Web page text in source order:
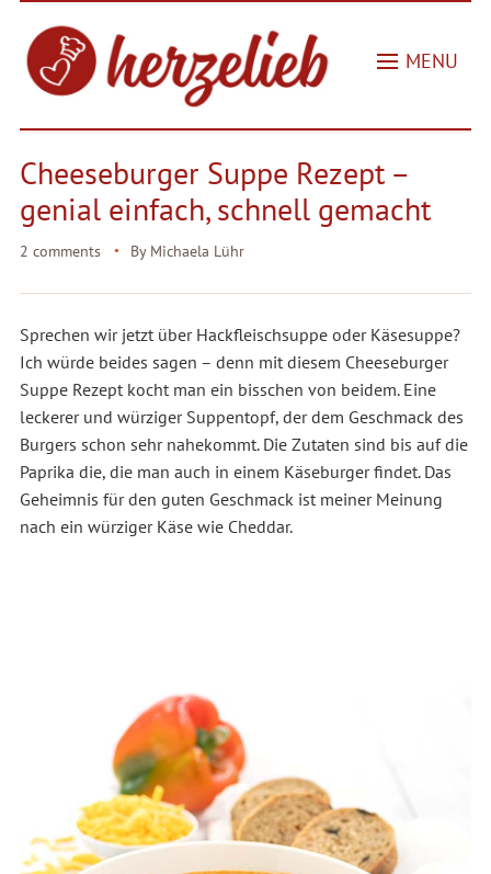
MENU
Cheeseburger Suppe Rezept –
genial einfach, schnell gemacht
2 comments By Michaela Lühr
Sprechen wir jetzt über Hackfleischsuppe oder Käsesuppe?
Ich würde beides sagen – denn mit diesem Cheeseburger
Suppe Rezept kocht man ein bisschen von beidem. Eine
leckerer und würziger Suppentopf, der dem Geschmack des
Burgers schon sehr nahekommt. Die Zutaten sind bis auf die
Paprika die, die man auch in einem Käseburger findet. Das
Geheimnis für den guten Geschmack ist meiner Meinung
nach ein würziger Käse wie Cheddar.